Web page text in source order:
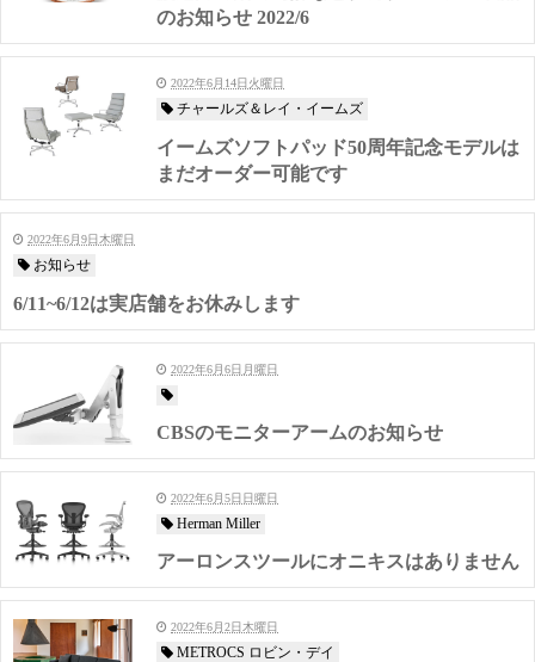
のお知らせ 2022/6
2022年6月14日火曜日
チャールズ＆レイ・イームズ
イームズソフトパッド50周年記念モデルは
まだオーダー可能です
2022年6月9日木曜日
お知らせ
6/11~6/12は実店舗をお休みします
2022年6月6日月曜日
CBSのモニターアームのお知らせ
2022年6月5日日曜日
Herman Miller
アーロンスツールにオニキスはありません
2022年6月2日木曜日
METROCS ロビン・デイ